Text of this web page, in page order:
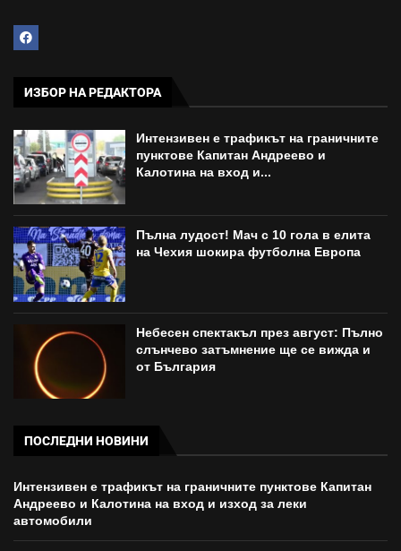
ИЗБОР НА РЕДАКТОРА
Интензивен е трафикът на граничните
пунктове Капитан Андреево и
Калотина на вход и...
Пълна лудост! Мач с 10 гола в елита
на Чехия шокира футболна Европа
Небесен спектакъл през август: Пълно
слънчево затъмнение ще се вижда и
от България
ПОСЛЕДНИ НОВИНИ
Интензивен е трафикът на граничните пунктове Капитан
Андреево и Калотина на вход и изход за леки
автомобили